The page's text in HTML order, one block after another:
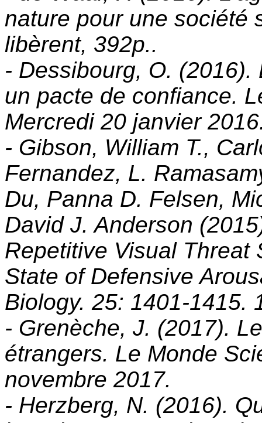
nature pour une société
libèrent, 392p..
- Dessibourg, O.
un pacte de confiance.
Mercredi 20 janvier
- Gibson, William T.,
Fernandez, L.
Du, Panna D. Felsen,
David J. Anderson
Repetitive Visual Threat
State of Defensive
Biology. 25: 1401-1415.
- Grenèche, J. (2017).
étrangers. Le Monde
novembre 2017.
- Herzberg, N. (2016).